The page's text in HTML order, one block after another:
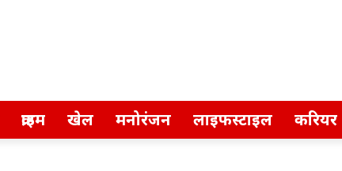
क्राइम खेल मनोरंजन लाइफस्टाइल करियर